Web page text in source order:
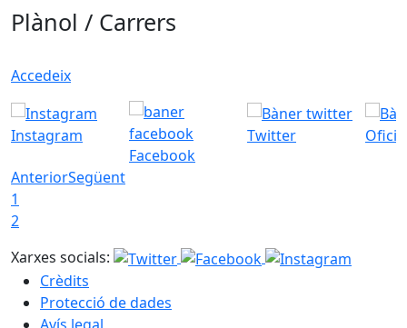
Plànol / Carrers
Accedeix
Instagram
Facebook
Twitter
AnteriorSegüent
1
2
Xarxes socials:
Crèdits
Protecció de dades